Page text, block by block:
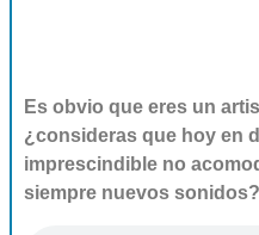
Es obvio que eres un
¿consideras que hoy en
imprescindible no
siempre nuevos sonidos?